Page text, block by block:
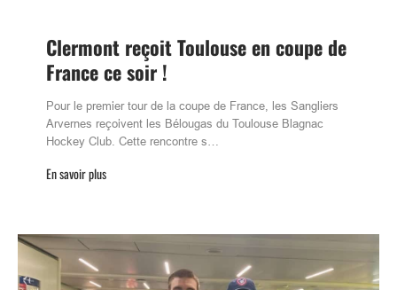
Clermont reçoit Toulouse en coupe de
France ce soir !
Pour le premier tour de la coupe de France, les Sangliers
Arvernes reçoivent les Bélougas du Toulouse Blagnac
Hockey Club. Cette rencontre s…
En savoir plus